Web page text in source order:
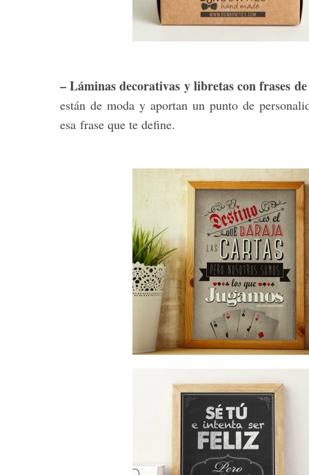
– Láminas decorativas y libretas con frases
están de moda y aportan un punto de
esa frase que te define.